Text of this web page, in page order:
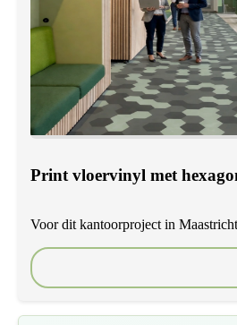
Print vloervinyl met
Voor dit kantoorproject in